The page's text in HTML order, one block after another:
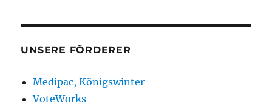
UNSERE FÖRDERER
Medipac, Königswinter
VoteWorks